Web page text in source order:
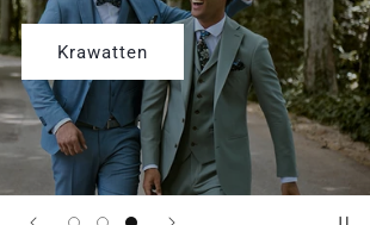
Krawatten